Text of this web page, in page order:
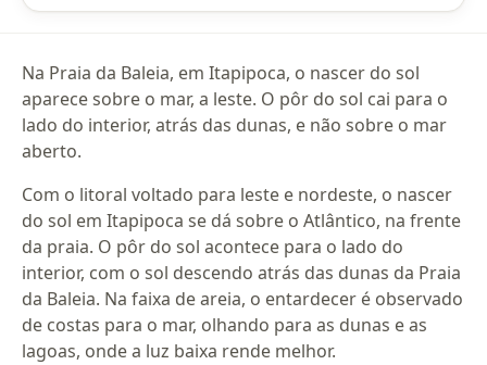
Na Praia da Baleia, em Itapipoca, o nascer do sol
aparece sobre o mar, a leste. O pôr do sol cai para o
lado do interior, atrás das dunas, e não sobre o mar
aberto.
Com o litoral voltado para leste e nordeste, o nascer
do sol em Itapipoca se dá sobre o Atlântico, na frente
da praia. O pôr do sol acontece para o lado do
interior, com o sol descendo atrás das dunas da Praia
da Baleia. Na faixa de areia, o entardecer é observado
de costas para o mar, olhando para as dunas e as
lagoas, onde a luz baixa rende melhor.